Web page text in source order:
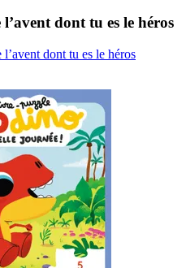
dont tu es le héros
dont tu es le héros